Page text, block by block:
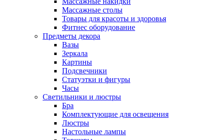
Массажные столы
Товары для красоты и здоровья
Фитнес оборудование
Предметы декора
Вазы
Зеркала
Картины
Подсвечники
Статуэтки и фигуры
Часы
Светильники и люстры
Бра
Комплектующие для освещения
Люстры
Настольные лампы